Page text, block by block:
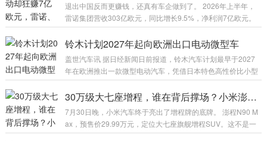
尺寸车标作为点缀，但并未配备发光光源。两侧头灯内部同样
融入了三叉星徽元素，这一设计已成为奔驰家族当下的标志性
与奔驰E级的处...
退出中国反而更赚钱，还真有车企做到了。 2026年上半年，
雷诺集团营收303亿欧元，同比增长9.5%，净利润7亿欧元。
同期，Stellantis集团上半年营收超816亿欧元，净利润达6.7亿
欧元，一举扭亏为盈。 而这两家在欧洲和北美狂赚钱的汽车巨
中国卖车，反而更赚钱了。这到底是巧合，还是给中国车市敲
响的又一记警钟？ 雷诺和Stellantis在中国市场的失败，是一段
铃木计划2027年起向欧洲出口电动微型车
盖世汽车讯 据日经新闻日前报道，铃木汽车计划最早于2027
年在欧洲推出一款微型电动汽车，凭借日本特色高性价比小型
车型，与欧洲本土车企及中国电动汽车厂商展开竞争。 铃木计
划出口将于今年秋季在日本本土首发的电动微型车。新车将在
在销售市场。上世纪90年代铃木曾小规模向欧洲出口Cappucci
no敞篷跑车，此后这将是铃木首次向海外出口与日本本土版本
30万级大七座增程，谁在背后撑场？小米澎程N90 Max核心零部件配套供应商一览
7月30日晚，小米汽车终于亮出了增程牌的底牌。 澎程N90 M
ax，预售价29.99万元，定位大七座旗舰增程SUV。这不是一
台普通的“大车”——它是小米昆仑技术架构的首款落地车型，